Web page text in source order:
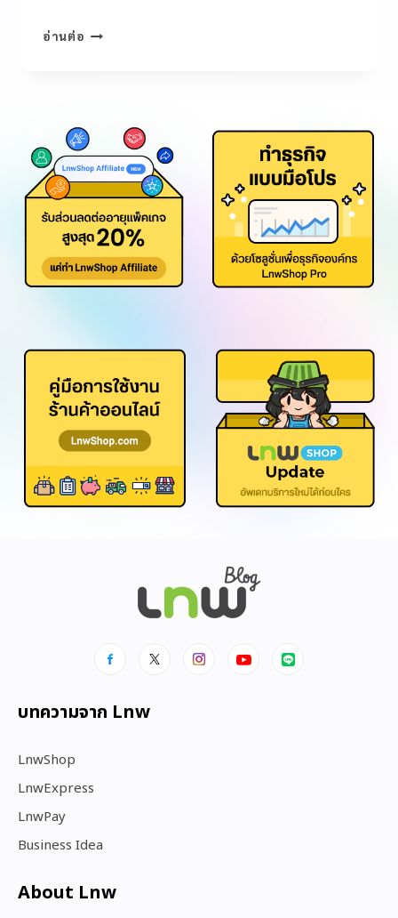
อ่านต่อ
บทความจาก Lnw
LnwShop
LnwExpress
LnwPay
Business Idea
About Lnw​